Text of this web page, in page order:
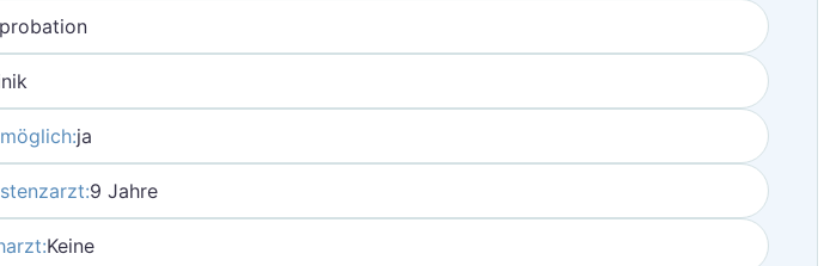
ja
9 Jahre
Keine